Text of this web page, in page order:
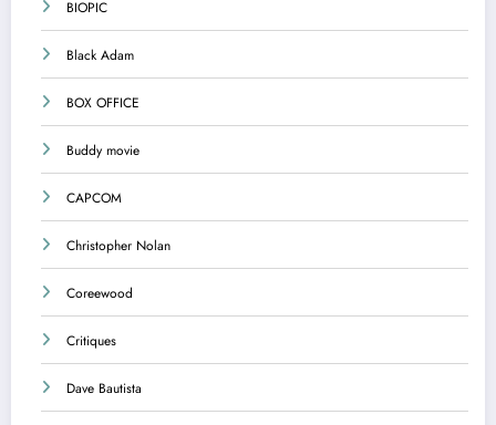
BIOPIC
Black Adam
BOX OFFICE
Buddy movie
CAPCOM
Christopher Nolan
Coreewood
Critiques
Dave Bautista